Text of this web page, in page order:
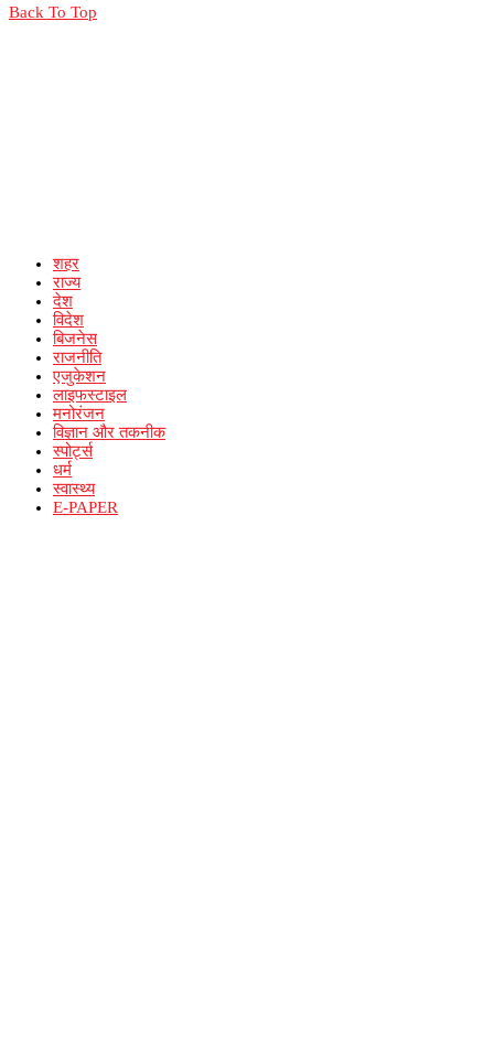
Back To Top
शहर
राज्य
देश
विदेश
बिजनेस
राजनीति
एजुकेशन
लाइफस्टाइल
मनोरंजन
विज्ञान और तकनीक
स्पोर्ट्स
धर्म
स्वास्थ्य
E-PAPER